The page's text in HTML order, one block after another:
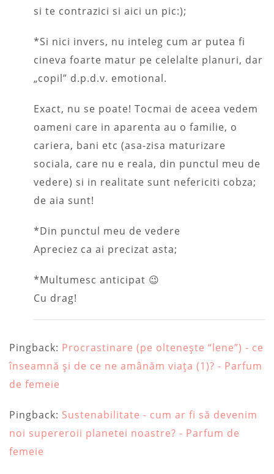
si te contrazici si aici un pic:);
*Si nici invers, nu inteleg cum ar putea fi
cineva foarte matur pe celelalte planuri, dar
„copil” d.p.d.v. emotional.
Exact, nu se poate! Tocmai de aceea vedem
oameni care in aparenta au o familie, o
cariera, bani etc (asa-zisa maturizare
sociala, care nu e reala, din punctul meu de
vedere) si in realitate sunt nefericiti cobza;
de aia sunt!
*Din punctul meu de vedere
Apreciez ca ai precizat asta;
*Multumesc anticipat 😉
Cu drag!
Pingback: Procrastinare (pe oltenește “lene”) - ce
înseamnă și de ce ne amânăm viața (1)? - Parfum
de femeie
Pingback: Sustenabilitate - cum ar fi să devenim
noi supereroii planetei noastre? - Parfum de
femeie